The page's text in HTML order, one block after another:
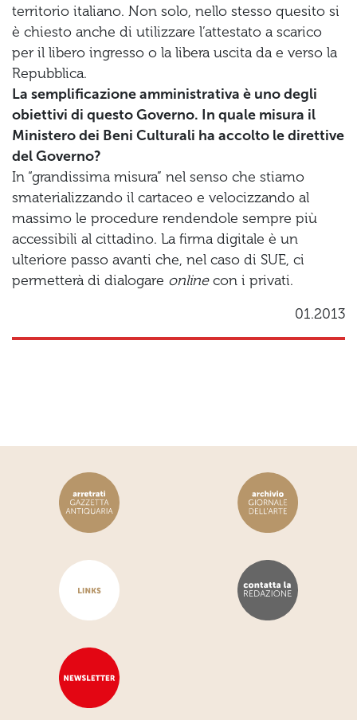
territorio italiano. Non solo, nello stesso quesito si
è chiesto anche di utilizzare l’attestato a scarico
per il libero ingresso o la libera uscita da e verso la
Repubblica.
La semplificazione amministrativa è uno degli
obiettivi di questo Governo. In quale misura il
Ministero dei Beni Culturali ha accolto le direttive
del Governo?
In “grandissima misura” nel senso che stiamo
smaterializzando il cartaceo e velocizzando al
massimo le procedure rendendole sempre più
accessibili al cittadino. La firma digitale è un
ulteriore passo avanti che, nel caso di SUE, ci
permetterà di dialogare onlinecon i privati.
01.2013